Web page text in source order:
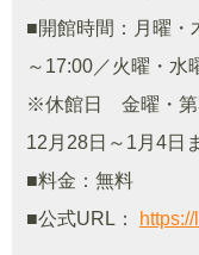
■開館時間：月曜・
～17:00／火曜・水
※休館日 金曜・第
12月28日～1月4日
■料金：無料
■公式URL：